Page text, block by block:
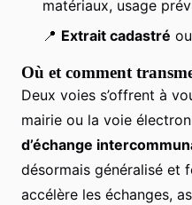
matériaux, usage
📍 Extrait cadastré
Où et comment
Deux voies s’offrent à
mairie ou la voie
d’échange
désormais généralisé et
accélère les échanges,